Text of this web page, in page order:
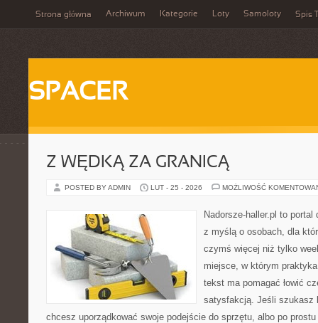
Strona główna Archiwum Kategorie Loty Samoloty Spis
SPACER
Z WĘDKĄ ZA GRANICĄ
POSTED BY ADMIN LUT - 25 - 2026 MOŻLIWOŚĆ
Nadorsze-haller.pl to portal
z myślą o osobach, dla
czymś więcej niż tylko
miejsce, w którym
tekst ma pomagać łowić
satysfakcją. Jeśli szukasz
chcesz uporządkować swoje podejście do sprzętu, albo po